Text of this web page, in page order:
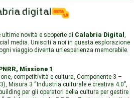
novità e scoperte di Calabria Digital ,
media. Unisciti a noi in questa esplorazione
viaggio diventa un'esperienza memorabile.
PNRR, Missione 1
competitività e cultura, Componente 3 –
Misura 3 “Industria culturale e creativa 4.0”,
per gli operatori della cultura per gestire